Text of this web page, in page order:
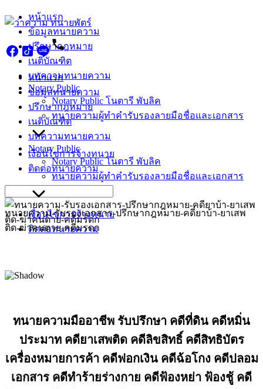
Skip
to
content
หน้าแรก
ข้อมูลทนายความ
ปรึกษากฎหมาย
เนติบัณฑิต
บทความทนายความ
Notary Public
Notary Public โนตารี พับลิค
ทนายความผู้ทำคำรับรองลายมือชื่อและเอกสาร
เงื่อนไขการจ้างทนาย
ติดต่อทนายความ
หน้าแรก
ข้อมูลทนายความ
ปรึกษากฎหมาย
เนติบัณฑิต
บทความทนายความ
Notary Public
Notary Public โนตารี พับลิค
ทนายความผู้ทำคำรับรองลายมือชื่อและเอกสาร
เงื่อนไขการจ้างทนาย
ติดต่อทนายความ
for:
ทนายความ-รับรองเอกสาร-ปรึกษากฎหมาย-คดียาบ้า-ยาเสพ
ติด-ฆ่าคนตาย-คดีมรดก
ทนายความมืออาชีพ รับปรึกษา คดีที่ดิน คดีหมิ่น
ประมาท คดียาเสพติด คดีลิขสิทธิ์ คดีสิทธิบัตร
เครื่องหมายการค้า คดีฟอกเงิน คดีฉ้อโกง คดีปลอม
เอกสาร คดีทำร้ายร่างกาย คดีฟ้องหย่า ฟ้องชู้ คดี